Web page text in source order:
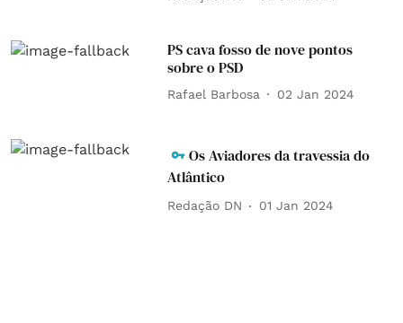
PS cava fosso de nove pontos
sobre o PSD
Rafael Barbosa 02 Jan 2024
Os Aviadores da travessia do
Atlântico
Redação DN 01 Jan 2024